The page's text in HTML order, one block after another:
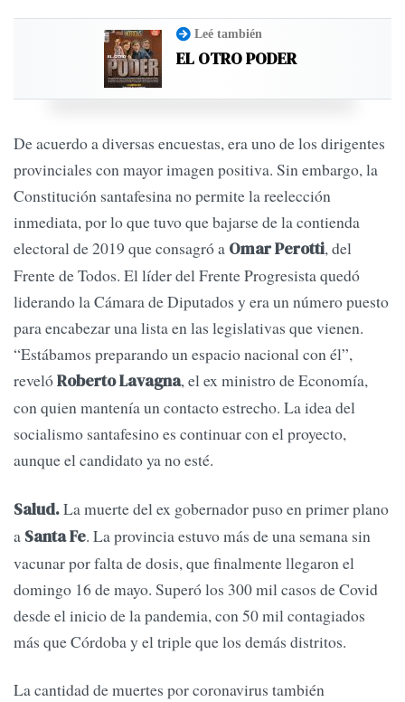
Leé también
EL OTRO PODER
De acuerdo a diversas encuestas, era uno de los dirigentes
provinciales con mayor imagen positiva. Sin embargo, la
Constitución santafesina no permite la reelección
inmediata, por lo que tuvo que bajarse de la contienda
electoral de 2019 que consagró a Omar Perotti, del
Frente de Todos. El líder del Frente Progresista quedó
liderando la Cámara de Diputados y era un número puesto
para encabezar una lista en las legislativas que vienen.
“Estábamos preparando un espacio nacional con él”,
revelóRoberto Lavagna, el ex ministro de Economía,
con quien mantenía un contacto estrecho. La idea del
socialismo santafesino es continuar con el proyecto,
aunque el candidato ya no esté.
Salud.La muerte del ex gobernador puso en primer plano
a Santa Fe. La provincia estuvo más de una semana sin
vacunar por falta de dosis, que finalmente llegaron el
domingo 16 de mayo. Superó los 300 mil casos de Covid
desde el inicio de la pandemia, con 50 mil contagiados
más que Córdoba y el triple que los demás distritos.
La cantidad de muertes por coronavirus también